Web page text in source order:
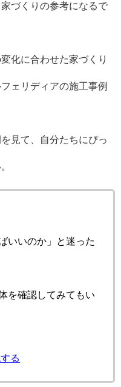
づくりの参考になるで
化に合わせた家づくり
ェリディアの施工事例
見て、自分たちにぴっ
いいのか」と迷った
を確認してみてもい
る